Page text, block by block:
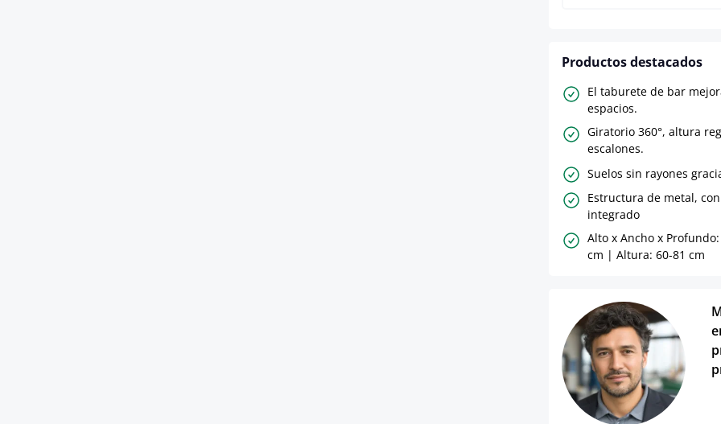
Productos destacados
El taburete de bar
espacios.
Giratorio 360°, altura
escalones.
Suelos sin rayones
Estructura de metal,
integrado
Alto x Ancho x
cm | Altura: 60-81 cm